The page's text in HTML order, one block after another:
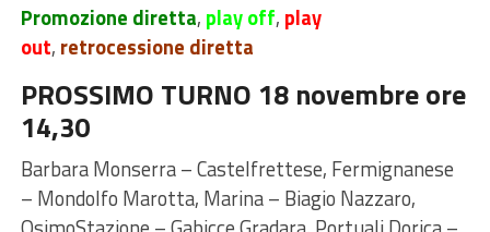
Promozione diretta, play off, play
out, retrocessione diretta
PROSSIMO TURNO 18 novembre ore
14,30
Barbara Monserra – Castelfrettese, Fermignanese
– Mondolfo Marotta, Marina – Biagio Nazzaro,